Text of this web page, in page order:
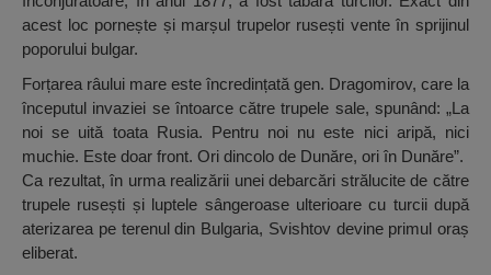
acest loc pornește și marșul trupelor rusești vente în sprijinul
poporului bulgar.
Forțarea râului mare este încredințată gen. Dragomirov, care la
începutul invaziei se întoarce către trupele sale, spunând: „La
noi se uită toata Rusia. Pentru noi nu este nici aripă, nici
muchie. Este doar front. Ori dincolo de Dunăre, ori în Dunăre”.
Ca rezultat, în urma realizării unei debarcări strălucite de către
trupele rusești și luptele sângeroase ulterioare cu turcii după
aterizarea pe terenul din Bulgaria, Svishtov devine primul oraș
eliberat.